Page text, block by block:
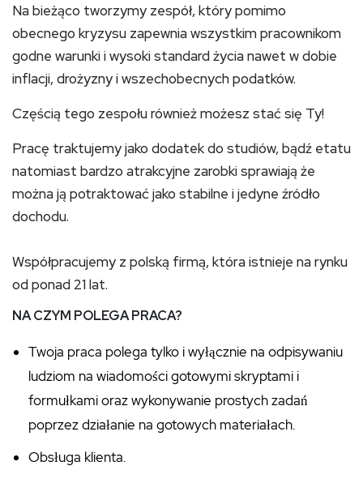
Na bieżąco tworzymy zespół, który pomimo
obecnego kryzysu zapewnia wszystkim pracownikom
godne warunki i wysoki standard życia nawet w dobie
inflacji, drożyzny i wszechobecnych podatków.
Częścią tego zespołu również możesz stać się Ty!
Pracę traktujemy jako dodatek do studiów, bądź etatu
natomiast bardzo atrakcyjne zarobki sprawiają że
można ją potraktować jako stabilne i jedyne źródło
dochodu.
Współpracujemy z polską firmą, która istnieje na rynku
od ponad 21 lat.
NA CZYM POLEGA PRACA?
Twoja praca polega tylko i wyłącznie na odpisywaniu
ludziom na wiadomości gotowymi skryptami i
formułkami oraz wykonywanie prostych zadań
poprzez działanie na gotowych materiałach.
Obsługa klienta.